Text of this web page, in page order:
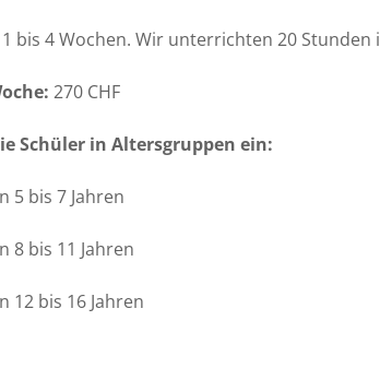
1 bis 4 Wochen. Wir unterrichten 20
270 CHF
Schüler in Altersgruppen ein:
5 bis 7 Jahren
8 bis 11 Jahren
12 bis 16 Jahren